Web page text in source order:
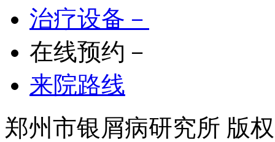
治疗设备－
在线预约－
来院路线
郑州市银屑病研究所 版